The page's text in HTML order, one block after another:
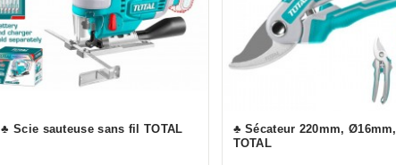
♣ Scie sauteuse sans fil TOTAL
♣ Sécateur 220mm, Ø16mm,
TOTAL